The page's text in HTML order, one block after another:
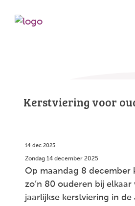
Kerstviering voor
14 dec 2025
Zondag 14 december 2025
Op maandag 8 december
zo’n 80 ouderen bij elkaar
jaarlijkse kerstviering in de